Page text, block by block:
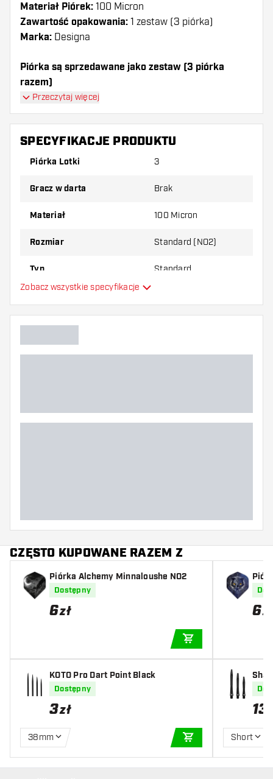
Materiał Piórek: 100 Micron
Zawartość opakowania: 1 zestaw (3 piórka)
Marka: Designa
Piórka są sprzedawane jako zestaw (3 piórka
razem)
Dartshopper tip!
Upewnij się, że masz pod ręką dużo piórek i
złamane w wyniku użytkowania.
piórek, aby dowiedzieć się, który wariant
Przeczytaj więcej
SPECYFIKACJE PRODUKTU
Piórka Lotki 3
Gracz w darta Brak
Materiał 100 Micron
Rozmiar Standard (NO2)
Typ Standard
Dodatkowe kolory
Zobacz wszystkie specyfikacje
CZĘSTO KUPOWANE RAZEM Z
Piórka Alchemy Minnaloushe NO2
Dostępny
6zł
KOTO Pro Dart Point Black
Dostępny
3zł
38mm
DODAJ DO
6zł
al
13
Short